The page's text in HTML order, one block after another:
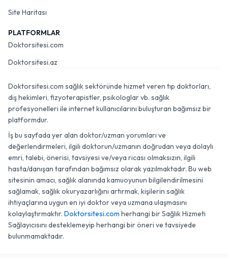
Site Haritası
PLATFORMLAR
Doktorsitesi.com
Doktorsitesi.az
Doktorsitesi.com sağlık sektöründe hizmet veren tıp doktorları,
diş hekimleri, fizyoterapistler, psikologlar vb. sağlık
profesyonelleri ile internet kullanıcılarını buluşturan bağımsız bir
platformdur.
İş bu sayfada yer alan doktor/uzman yorumları ve
değerlendirmeleri, ilgili doktorun/uzmanın doğrudan veya dolaylı
emri, talebi, önerisi, tavsiyesi ve/veya ricası olmaksızın, ilgili
hasta/danışan tarafından bağımsız olarak yazılmaktadır. Bu web
sitesinin amacı, sağlık alanında kamuoyunun bilgilendirilmesini
sağlamak, sağlık okuryazarlığını artırmak, kişilerin sağlık
ihtiyaçlarına uygun en iyi doktor veya uzmana ulaşmasını
kolaylaştırmaktır. Doktorsitesi.com herhangi bir Sağlık Hizmeti
Sağlayıcısını desteklemeyip herhangi bir öneri ve tavsiyede
bulunmamaktadır.